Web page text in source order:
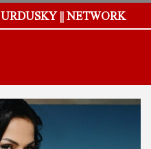
URDUSKY || NETWORK